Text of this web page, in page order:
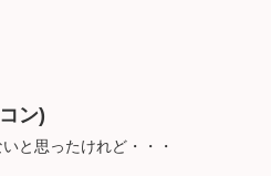
ン)
と思ったけれど・・・